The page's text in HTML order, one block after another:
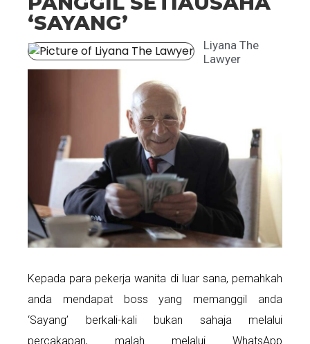
‘SAYANG’
Liyana The
Lawyer
Kepada para pekerja wanita di luar sana, pernahkah
anda mendapat boss yang memanggil anda
‘Sayang’ berkali-kali bukan sahaja melalui
percakapan, malah melalui WhatsApp